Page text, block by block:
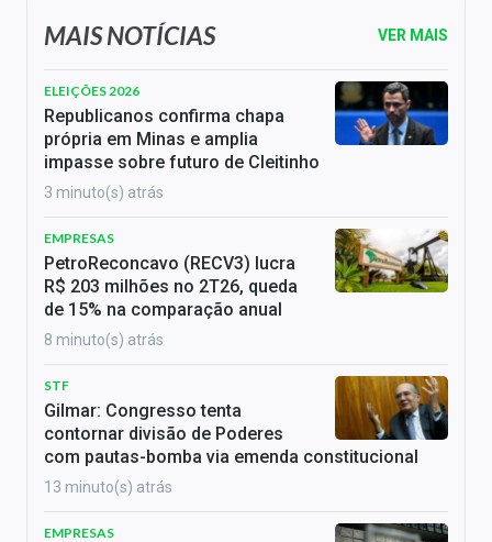
MAIS NOTÍCIAS VER MAIS
ELEIÇÕES 2026
Republicanos confirma chapa
própria em Minas e amplia
impasse sobre futuro de Cleitinho
3 minuto(s) atrás
EMPRESAS
PetroReconcavo (RECV3) lucra
R$ 203 milhões no 2T26, queda
de 15% na comparação anual
8 minuto(s) atrás
STF
Gilmar: Congresso tenta
contornar divisão de Poderes
com pautas-bomba via emenda constitucional
13 minuto(s) atrás
EMPRESAS